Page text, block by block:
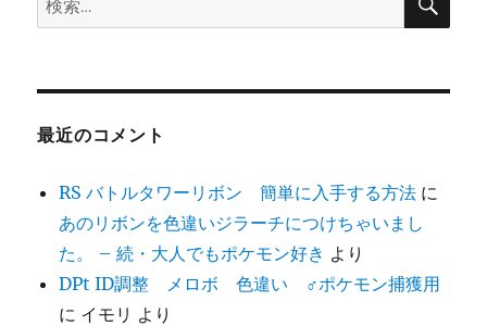
索:
最近のコメント
RS バトルタワーリボン 簡単に入手する方法 に
あのリボンを色違いジラーチにつけちゃいまし
た。 – 続・大人でもポケモン好き より
DPt ID調整 メロボ 色違い ♂ポケモン捕獲用
に イモリ より